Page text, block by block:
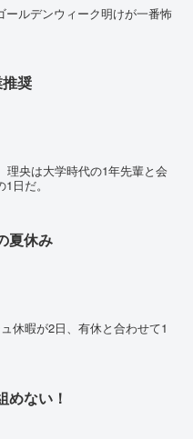
ルデンウィーク明けが一番怖
奨
理央は大学時代の1年先輩と会
日だ。
夏休み
休暇が2日、有休と合わせて1
めない！